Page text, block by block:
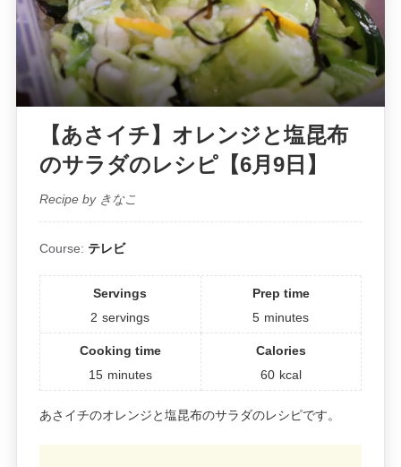
【あさイチ】オレンジと塩昆布
のサラダのレシピ【6月9日】
Recipe by きなこ
Course: テレビ
Servings
2 servings
Prep time
5 minutes
Cooking time
15 minutes
Calories
60 kcal
あさイチのオレンジと塩昆布のサラダのレシピです。